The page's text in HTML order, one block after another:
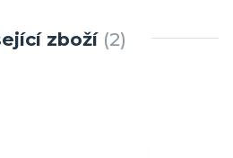
zboží 2